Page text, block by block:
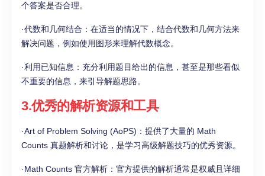
个答案是否合理。
·代数和几何结合：在适当的情况下，结合代数和几何方法来
解决问题，例如使用图形来理解代数概念。
·利用已知信息：充分利用题目给出的信息，甚至是那些看似
不重要的信息，来引导解题思路。
3.优秀的解析资源和工具
·Art of Problem Solving (AoPS)：提供了大量的 Math
Counts 真题解析和讨论，是学习高级解题技巧的优秀资源。
·Math Counts 官方解析：官方提供的解析通常是权威且详细